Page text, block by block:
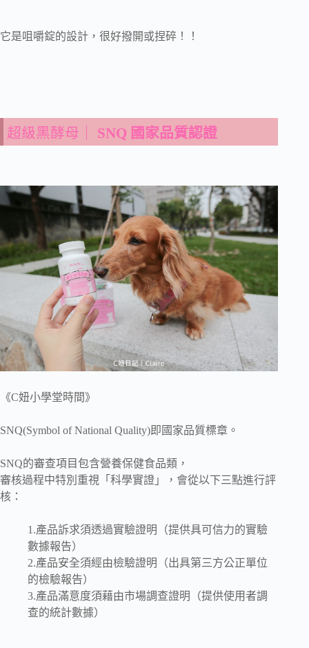
它是咀嚼錠的設計，很好撥開或捏碎！！
超級黑酵母｜ SNQ 國家品質認證
《C妞小學堂時間》
SNQ(Symbol of National Quality)即國家品質標章。
SNQ的審查項目包含營養保健食品類，
審核過程中特別重視「科學實證」，會從以下三點進行評
核：
1.產品訴求須透過實驗證明（提供具可信力的實驗
數據報告）
2.產品安全須經由檢驗證明（出具第三方公正單位
的檢驗報告）
3.產品滿意度須藉由市場調查證明（提供使用者調
查的統計數據）